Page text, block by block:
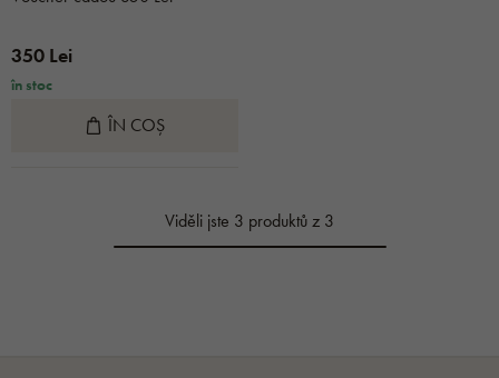
350 Lei
în stoc
ÎN COȘ
Viděli jste 3 produktů z 3